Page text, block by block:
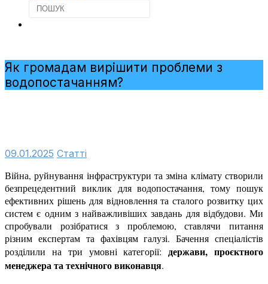
Як громадам вирішити проблеми з
водопостачанням?
09.01.2025 Cтатті
Війна, руйнування інфраструктури та зміна клімату створили
безпрецедентний виклик для водопостачання, тому пошук
ефективних рішень для відновлення та сталого розвитку цих
систем є одним з найважливіших завдань для відбудови. Ми
спробували розібратися з проблемою, ставлячи питання
різним експертам та фахівцям галузі. Бачення спеціалістів
розділили на три умовні категорії: держави, проєктного
менеджера та технічного виконавця.